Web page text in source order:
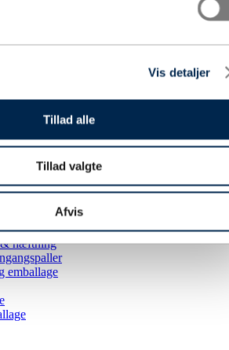
Vis detaljer
Tillad alle
Tillad valgte
Afvis
plastfolie
& hæftning
emballage